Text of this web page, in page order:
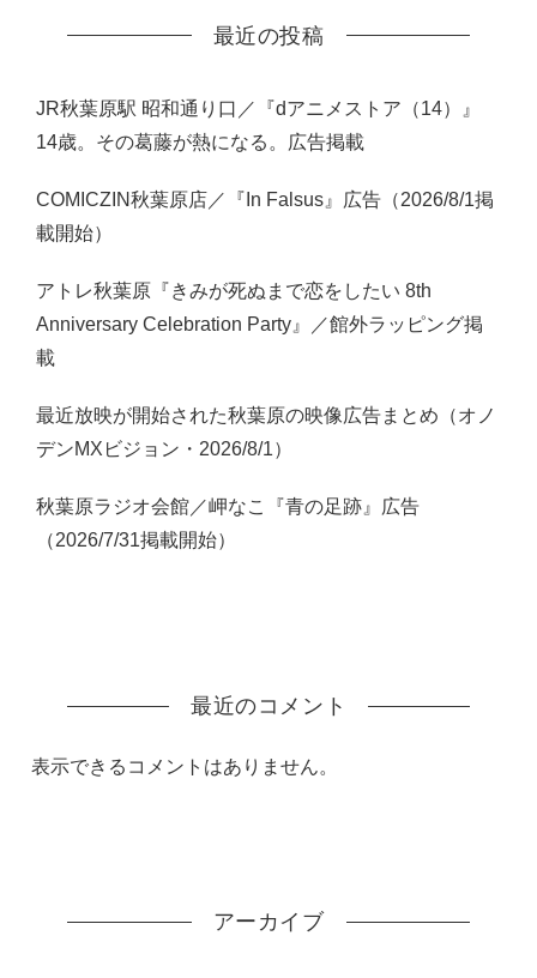
最近の投稿
JR秋葉原駅 昭和通り口／『dアニメストア（14）』
14歳。その葛藤が熱になる。広告掲載
COMICZIN秋葉原店／『In Falsus』広告（2026/8/1掲
載開始）
アトレ秋葉原『きみが死ぬまで恋をしたい 8th
Anniversary Celebration Party』／館外ラッピング掲
載
最近放映が開始された秋葉原の映像広告まとめ（オノ
デンMXビジョン・2026/8/1）
秋葉原ラジオ会館／岬なこ『青の足跡』広告
（2026/7/31掲載開始）
最近のコメント
表示できるコメントはありません。
アーカイブ